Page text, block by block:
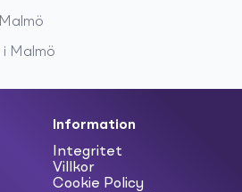
Malmö
i Malmö
Information
Integritet
Villkor
Cookie Policy